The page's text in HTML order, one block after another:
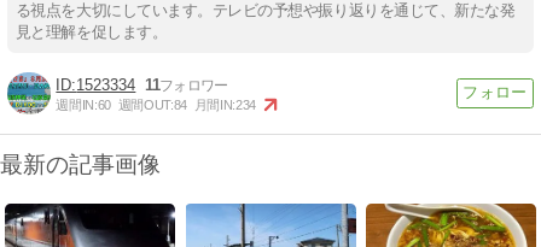
る視点を大切にしています。テレビの予想や振り返りを通じて、新たな発
見と理解を促します。
1523334 11
週間IN:60 週間OUT:84 月間IN:234
最新の記事画像